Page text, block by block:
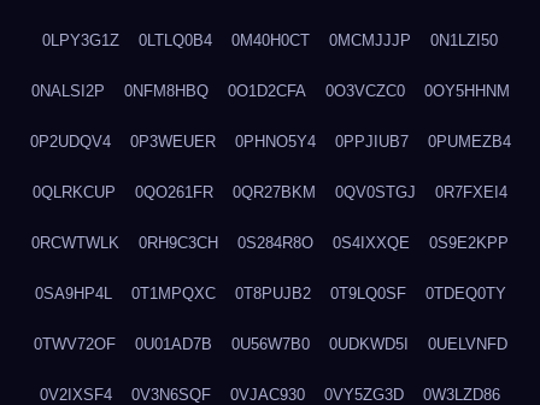
0LPY3G1Z 0LTLQ0B4 0M40H0CT 0MCMJJJP 0N1LZI50
0NALSI2P 0NFM8HBQ 0O1D2CFA 0O3VCZC0 0OY5HHNM
0P2UDQV4 0P3WEUER 0PHNO5Y4 0PPJIUB7 0PUMEZB4
0QLRKCUP 0QO261FR 0QR27BKM 0QV0STGJ 0R7FXEI4
0RCWTWLK 0RH9C3CH 0S284R8O 0S4IXXQE 0S9E2KPP
0SA9HP4L 0T1MPQXC 0T8PUJB2 0T9LQ0SF 0TDEQ0TY
0TWV72OF 0U01AD7B 0U56W7B0 0UDKWD5I 0UELVNFD
0V2IXSF4 0V3N6SQF 0VJAC930 0VY5ZG3D 0W3LZD86